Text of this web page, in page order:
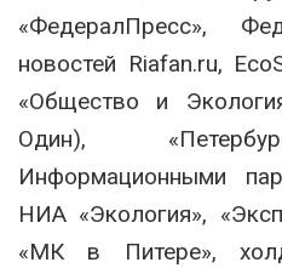
«ФедералПресс»,
новостей Riafan.ru,
«Общество и
Один),
Информационными
НИА «Экология»,
«МК в Питере»,